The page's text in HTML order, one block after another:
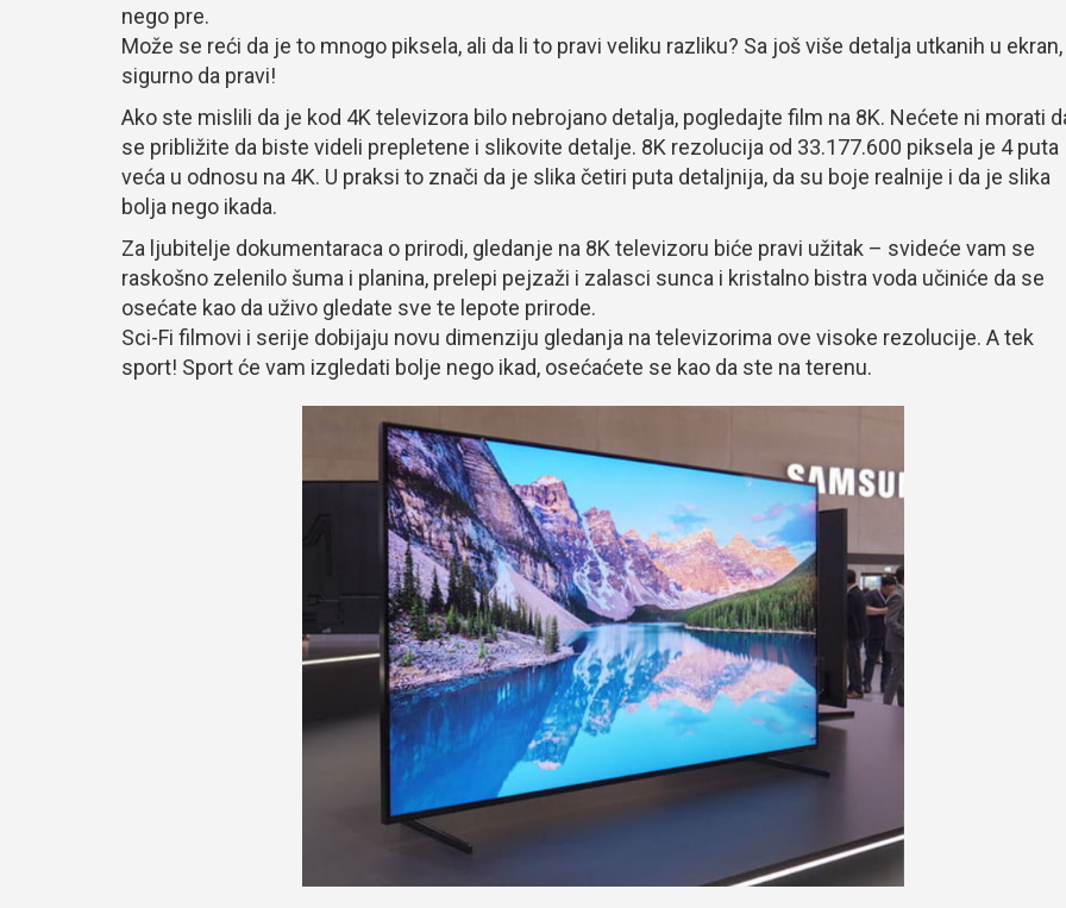
nego pre.
Može se reći da je to mnogo piksela, ali da li to pravi veliku razliku? Sa još više detalja utkanih u ekran,
sigurno da pravi!
Ako ste mislili da je kod 4K televizora bilo nebrojano detalja, pogledajte film na 8K. Nećete ni morati
se približite da biste videli prepletene i slikovite detalje. 8K rezolucija od 33.177.600 piksela je 4 puta
veća u odnosu na 4K. U praksi to znači da je slika četiri puta detaljnija, da su boje realnije i da je slika
bolja nego ikada.
Za ljubitelje dokumentaraca o prirodi, gledanje na 8K televizoru biće pravi užitak – svideće vam se
raskošno zelenilo šuma i planina, prelepi pejzaži i zalasci sunca i kristalno bistra voda učiniće da se
osećate kao da uživo gledate sve te lepote prirode.
Sci-Fi filmovi i serije dobijaju novu dimenziju gledanja na televizorima ove visoke rezolucije. A tek
sport! Sport će vam izgledati bolje nego ikad, osećaćete se kao da ste na terenu.